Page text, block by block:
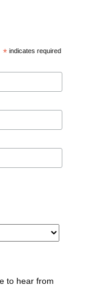
* indicates required
to hear from